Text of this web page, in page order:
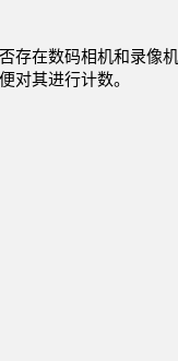
传感器 拾取指示
护和预
监控
存在数码相机和录像
对其进行计数。